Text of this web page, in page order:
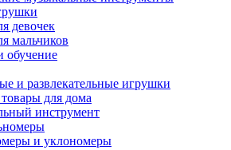
девочек
мальчиков
обучение
и развлекательные игрушки
для дома
инструмент
и уклономеры